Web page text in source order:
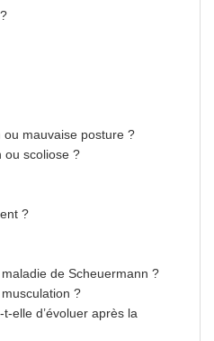
mauvaise posture ?
ou scoliose ?
?
de Scheuermann ?
?
elle d’évoluer après la